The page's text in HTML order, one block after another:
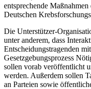
entsprechende
Deutschen
Die Unterstützer-
unter anderem, dass
Entscheidungstragenden
Gesetzgebungsprozess
sollen vorab veröffentlicht
werden. Außerdem sollen
an Parteien sowie